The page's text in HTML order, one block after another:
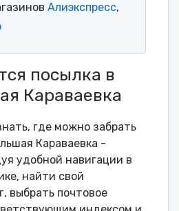
Алиэкспресс,
посылка в
Караваевка
где можно забрать
Караваевка -
удобной навигации в
найти свой
выбрать почтовое